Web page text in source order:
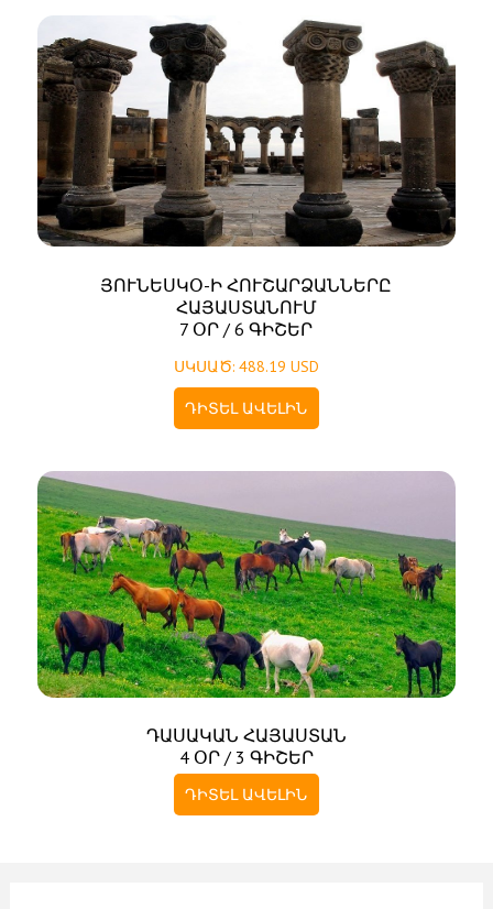
ՅՈՒՆԵՍԿՕ-Ի ՀՈՒՇԱՐՁԱՆՆԵՐԸ
ՀԱՅԱՍՏԱՆՈՒՄ
7 ՕՐ / 6 ԳԻՇԵՐ
ՍԿՍԱԾ: 488.19 USD
ԴԻՏԵԼ ԱՎԵԼԻՆ
ԴԱՍԱԿԱՆ ՀԱՅԱՍՏԱՆ
4 ՕՐ / 3 ԳԻՇԵՐ
ԴԻՏԵԼ ԱՎԵԼԻՆ